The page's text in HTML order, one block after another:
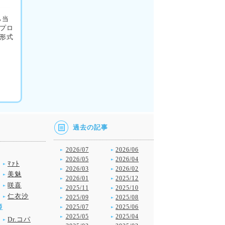
ロ
式
ﾏｧﾄ
美魅
咲喜
仁衣沙
Dr.コパ
過去の記事
2026/07
2026/06
2026/05
2026/04
2026/03
2026/02
2026/01
2025/12
2025/11
2025/10
2025/09
2025/08
2025/07
2025/06
2025/05
2025/04